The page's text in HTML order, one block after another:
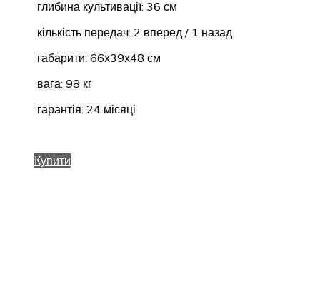
глибина культивації: 36 см
кількість передач: 2 вперед / 1 назад
габарити: 66х39х48 см
вага: 98 кг
гарантія: 24 місяці
Купити